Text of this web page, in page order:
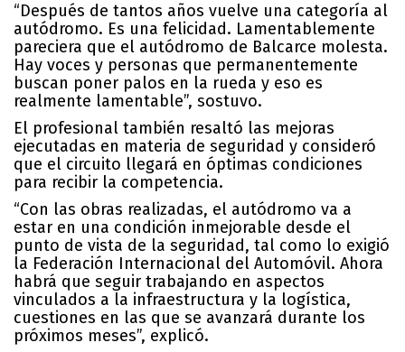
“Después de tantos años vuelve una categoría al
autódromo. Es una felicidad. Lamentablemente
pareciera que el autódromo de Balcarce molesta.
Hay voces y personas que permanentemente
buscan poner palos en la rueda y eso es
realmente lamentable”, sostuvo.
El profesional también resaltó las mejoras
ejecutadas en materia de seguridad y consideró
que el circuito llegará en óptimas condiciones
para recibir la competencia.
“Con las obras realizadas, el autódromo va a
estar en una condición inmejorable desde el
punto de vista de la seguridad, tal como lo exigió
la Federación Internacional del Automóvil. Ahora
habrá que seguir trabajando en aspectos
vinculados a la infraestructura y la logística,
cuestiones en las que se avanzará durante los
próximos meses”, explicó.